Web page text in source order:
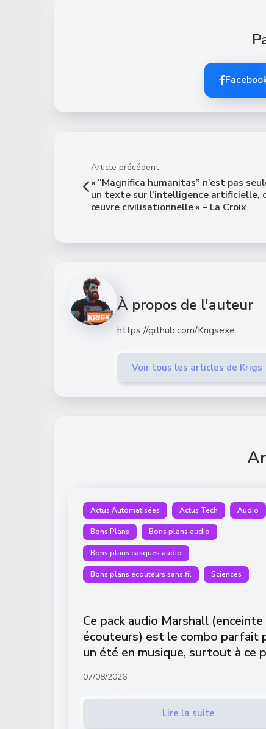
Article précédent
« “Magnifica humanitas” n’est pas
un texte sur l’intelligence artificielle,
œuvre civilisationnelle » – La Croix
À propos de l'auteur
https://github.com/Krigsexe
Voir tous les articles de Krigs
Actus Automatisées Actus Tech Audio
Bons Plans Bons plans audio
Bons plans casques audio
Bons plans écouteurs sans fil Sciences
Ce pack audio Marshall (enceinte
écouteurs) est le combo parfait
un été en musique, surtout à ce
07/08/2026
Lire la suite